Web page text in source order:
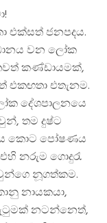
එක්සත් ජනපදය.
වන ලෝක
කණ්ඩායමක්,
එකඟතා එතැනම.
දේශපාලනයෙ
තම දුෂ්ට
කොට පෝෂණය
නරුම ගොදුරැ
නූගත්කම.
නායකයා,
නටන්නෙත්,